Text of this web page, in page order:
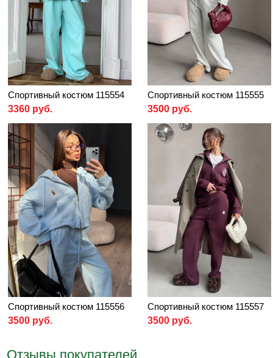
Спортивный костюм 115554
3360 руб.
Спортивный костюм 115555
3500 руб.
Спортивный костюм 115556
3500 руб.
Спортивный костюм 115557
3500 руб.
Отзывы покупателей